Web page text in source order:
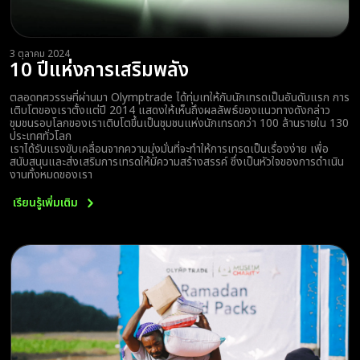
3 ตุลาคม 2024
10 ปีแห่งการเสริมพลัง
ตลอดทศวรรษที่ผ่านมา Olymptrade ได้ทุ่มเทให้กับนักเทรดเป็นอันดับแรก การ
เติบโตของเราตั้งแต่ปี 2014 แสดงให้เห็นถึงผลลัพธ์ของแนวทางดังกล่าว
ชุมชนรอบโลกของเราเติบโตขึ้นเป็นชุมชนแห่งนักเทรดกว่า 100 ล้านรายใน 130
ประเทศทั่วโลก
เราได้รับแรงขับเคลื่อนจากความมุ่งมั่นที่จะทำให้การเทรดเป็นเรื่องง่าย เพื่อ
สนับสนุนและส่งเสริมการเทรดให้มีความสร้างสรรค์ ซึ่งเป็นหัวใจของการดำเนิน
งานทั้งหมดของเรา
เรียนรู้เพิ่มเติม